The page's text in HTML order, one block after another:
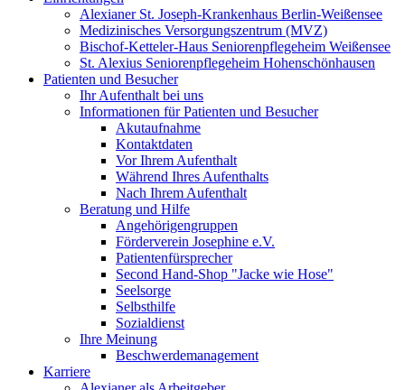
Alexianer St. Joseph-Krankenhaus Berlin-Weißensee
Medizinisches Versorgungszentrum (MVZ)
Bischof-Ketteler-Haus Seniorenpflegeheim Weißensee
St. Alexius Seniorenpflegeheim Hohenschönhausen
Patienten und Besucher
Ihr Aufenthalt bei uns
Informationen für Patienten und Besucher
Akutaufnahme
Kontaktdaten
Vor Ihrem Aufenthalt
Während Ihres Aufenthalts
Nach Ihrem Aufenthalt
Beratung und Hilfe
Angehörigengruppen
Förderverein Josephine e.V.
Patientenfürsprecher
Second Hand-Shop "Jacke wie Hose"
Seelsorge
Selbsthilfe
Sozialdienst
Ihre Meinung
Beschwerdemanagement
Karriere